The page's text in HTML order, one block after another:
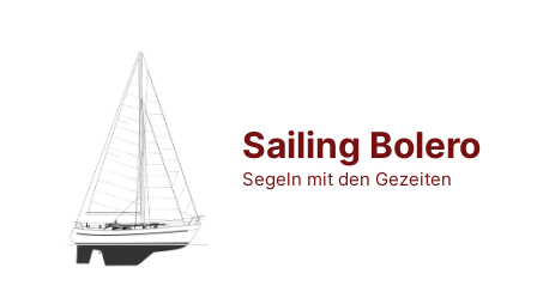
Sailing Bolero
Segeln mit den Gezeiten